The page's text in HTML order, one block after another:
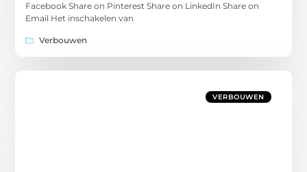
Facebook Share on Pinterest Share on LinkedIn Share on
Email Het inschakelen van
Verbouwen
VERBOUWEN